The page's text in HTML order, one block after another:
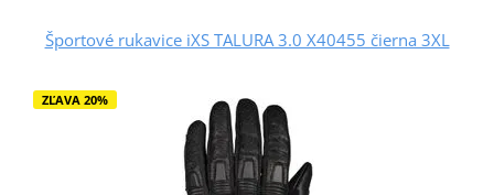
Športové rukavice iXS TALURA 3.0 X40455 čierna 3XL
ZĽAVA 20%